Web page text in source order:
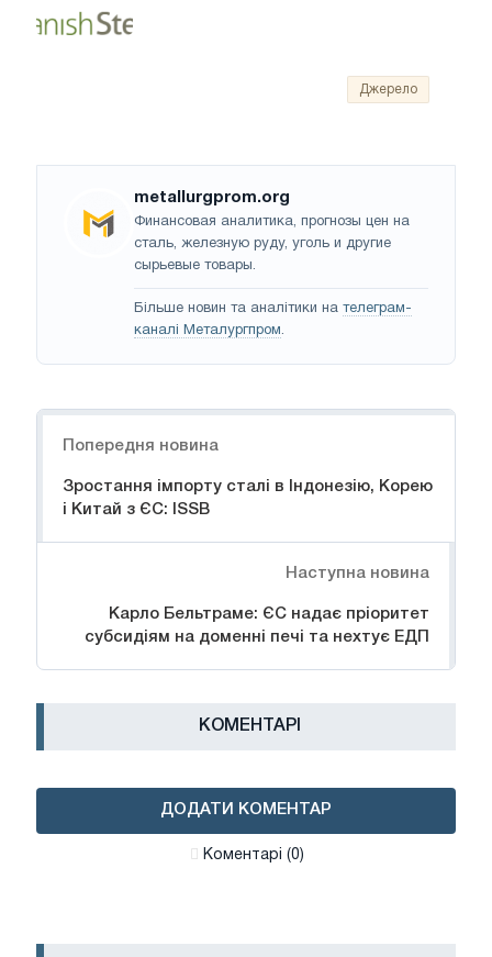
Джерело
metallurgprom.org
Финансовая аналитика, прогнозы цен на
сталь, железную руду, уголь и другие
сырьевые товары.
Більше новин та аналітики на телеграм-
каналі Металургпром.
Попередня новина
Зростання імпорту сталі в Індонезію, Корею
і Китай з ЄС: ISSB
Наступна новина
Карло Бельтраме: ЄС надає пріоритет
субсидіям на доменні печі та нехтує ЕДП
КОМЕНТАРІ
ДОДАТИ КОМЕНТАР
Коментарі (0)